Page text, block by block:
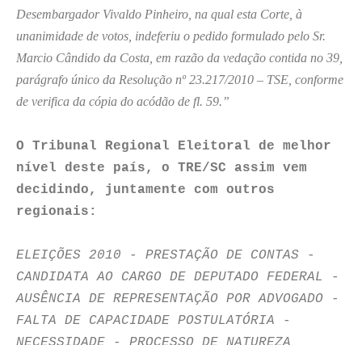
Desembargador Vivaldo Pinheiro, na qual esta Corte, à
unanimidade de votos, indeferiu o pedido formulado pelo Sr.
Marcio Cândido da Costa, em razão da vedação contida no 39,
parágrafo único da Resolução nº 23.217/2010 – TSE, conforme
de verifica da cópia do acódão de fl. 59.”
O Tribunal Regional Eleitoral de melhor
nível deste país, o TRE/SC assim vem
decidindo, juntamente com outros
regionais:
ELEIÇÕES 2010 - PRESTAÇÃO DE CONTAS -
CANDIDATA AO CARGO DE DEPUTADO FEDERAL -
AUSÊNCIA DE REPRESENTAÇÃO POR ADVOGADO -
FALTA DE CAPACIDADE POSTULATÓRIA -